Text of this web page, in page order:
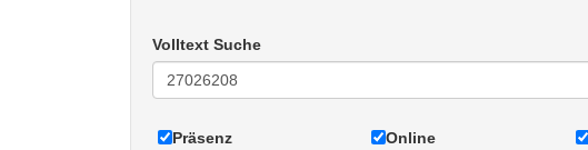
Volltext Suche
Präsenz Online